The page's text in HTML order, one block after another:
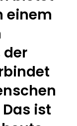
einem
der
ist